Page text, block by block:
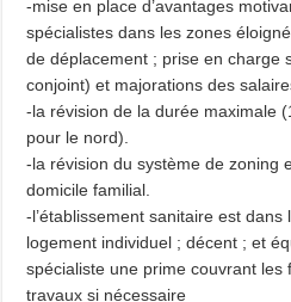
-mise en place d’avantages
spécialistes dans les zones
de déplacement ; prise en charge
conjoint) et majorations des
-la révision de la durée maximale
pour le nord).
-la révision du système de zoning
domicile familial.
-l’établissement sanitaire est dans
logement individuel ; décent ; et
spécialiste une prime couvrant les
travaux si nécessaire